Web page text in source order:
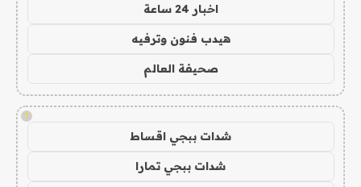
اخبار 24 ساعة
هيدب فنون وترفيه
صحيفة العالم
!
شدات ببجي اقساط
شدات ببجي تمارا